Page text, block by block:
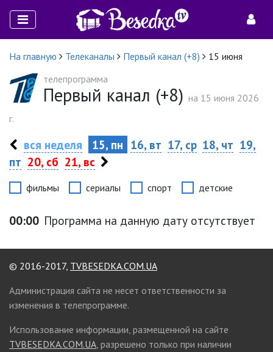
На главную Телеканалы Первый канал (+8)
15 июня
телепрограмма
Первый канал (+8) на 15 июня 2026
г.
вся неделя 15, пн 16, вт 17, ср 18, чт 19,
пт 20, сб 21, вс
фильмы сериалы спорт детские
00:00 Программа на данную дату отсутствует
© 2016-2017, TVBESEDKA.COM.UA
Администрация сайта не несет ответственности за
изменения в телепрограмме.
Использование информации, размещенной на сайте
TVBESEDKA.COM.UA, разрешено только при наличии